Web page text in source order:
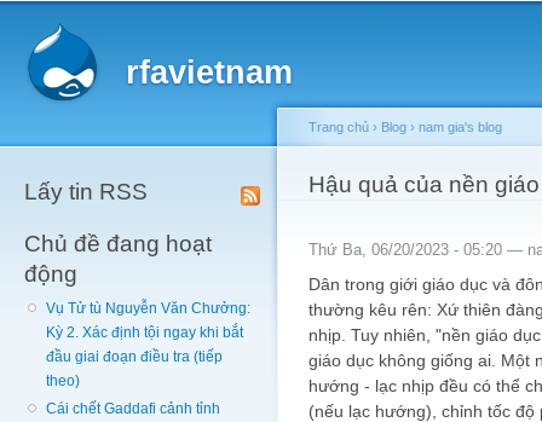
rfavietnam
Lấy tin RSS
Chủ đề đang hoạt
động
Vụ Tử tù Nguyễn Văn Chưởng:
Kỳ 2. Xác định tội ngay khi bắt
đầu giai đoạn điều tra (tiếp
theo)
Cái chết Gaddafi cảnh tỉnh
You are here
Trang chủ › Blog › nam gia's blog
Hậu quả của nền
Thứ Ba, 06/20/2023 - 05:20 —
Dân trong giới giáo dục và
thường kêu rên: Xứ thiên
nhịp. Tuy nhiên, "nền giáo
giáo dục không giống ai. Một
hướng - lạc nhịp đều có thể
(nếu lạc hướng), chỉnh tốc